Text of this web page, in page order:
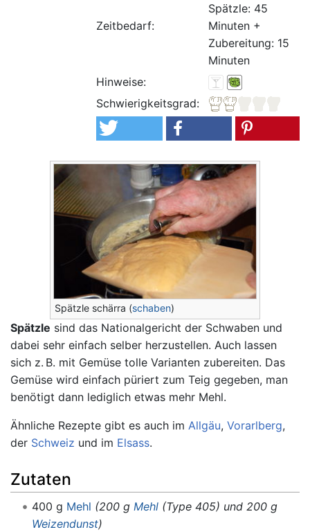
Zeitbedarf:
Spätzle: 45
Minuten +
Zubereitung: 15
Minuten
Hinweise:
Schwierigkeitsgrad:
Spätzle schärra (schaben)
Spätzle sind das Nationalgericht der Schwaben und
dabei sehr einfach selber herzustellen. Auch lassen
sich z. B. mit Gemüse tolle Varianten zubereiten. Das
Gemüse wird einfach püriert zum Teig gegeben, man
benötigt dann lediglich etwas mehr Mehl.
Ähnliche Rezepte gibt es auch im Allgäu, Vorarlberg,
der Schweiz und im Elsass.
Zutaten
400 g Mehl (200 g Mehl(Type 405) und 200 g
Weizendunst)